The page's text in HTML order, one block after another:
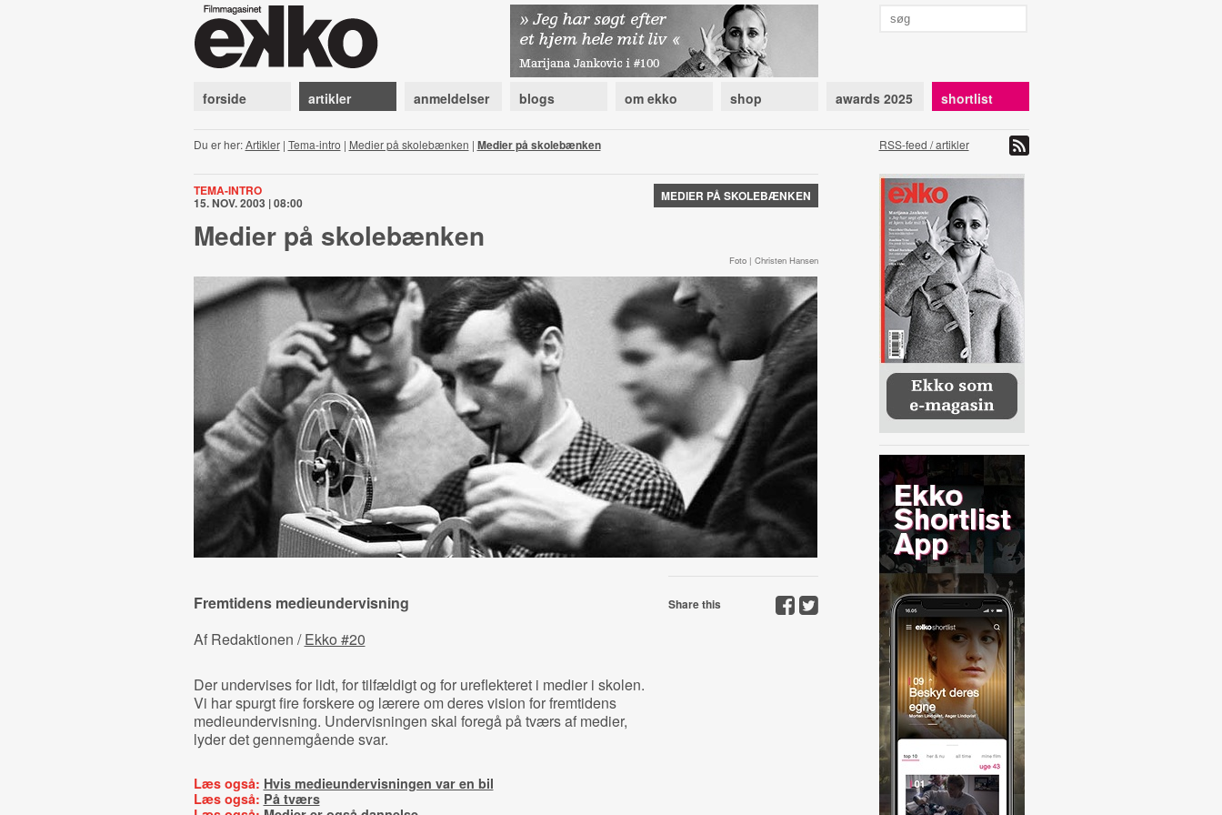
forside artikler anmeldelser blogs om ekko shop awards 2025 shortlist
Du er her:Artikler| Tema-intro | Medier på skolebænken | Medier på skolebænken RSS-feed / artikler
MEDIER PÅ SKOLEBÆNKEN
TEMA-INTRO
15. NOV. 2003 | 08:00
Medier på skolebænken
Foto | Christen Hansen
Fremtidens medieundervisning
Af Redaktionen /Ekko #20
Der undervises for lidt, for tilfældigt og for ureflekteret i medier i skolen.
Vi har spurgt fire forskere og lærere om deres vision for fremtidens
medieundervisning. Undervisningen skal foregå på tværs af medier,
lyder det gennemgående svar.
Læs også: Hvis medieundervisningen var en bil
Læs også: På tværs
Share this